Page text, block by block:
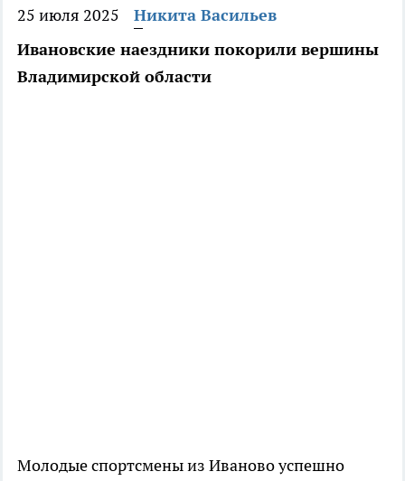
25 июля 2025
Никита Васильев
Ивановские наездники покорили вершины
Владимирской области
Молодые спортсмены из Иваново успешно